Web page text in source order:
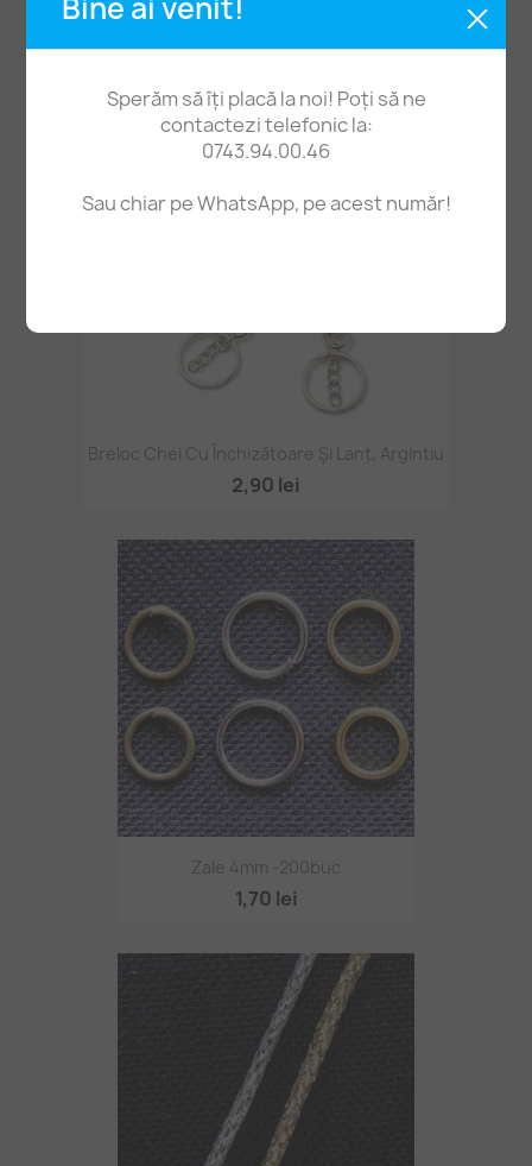
Bine ai venit!
Sperăm să îți placă la noi! Poți să ne
contactezi telefonic la:
0743.94.00.46
Sau chiar pe WhatsApp, pe acest număr!
Breloc Chei Cu Închizătoare Și Lanț, Argintiu
2,90 lei
Zale 4mm -200buc
1,70 lei